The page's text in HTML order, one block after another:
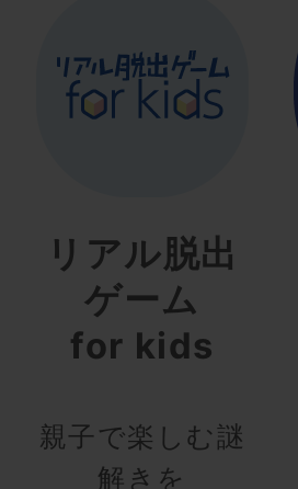
リアル脱出
ゲーム
for kids
親子で楽しむ謎
解きを